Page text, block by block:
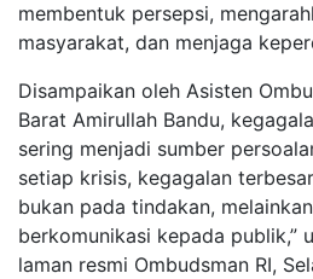
membentuk persepsi,
masyarakat, dan menjaga
Disampaikan oleh Asisten
Barat Amirullah Bandu,
sering menjadi sumber
setiap krisis, kegagalan
bukan pada tindakan,
berkomunikasi kepada publik,”
laman resmi Ombudsman RI,